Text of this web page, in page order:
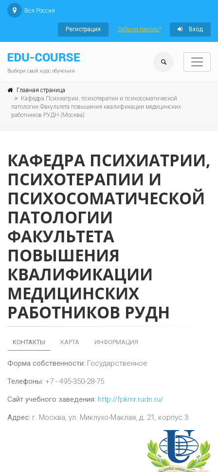
Вся Россия
Регистрация Забыли пароль? Вход
Выбери свой курс обучения
Главная страница
Кафедра Психиатрии, психотерапии и психосоматической
патологии Факультета повышения квалификации медицинских
работников РУДН (Москва)
КАФЕДРА ПСИХИАТРИИ,
ПСИХОТЕРАПИИ И
ПСИХОСОМАТИЧЕСКОЙ
ПАТОЛОГИИ
ФАКУЛЬТЕТА
ПОВЫШЕНИЯ
КВАЛИФИКАЦИИ
МЕДИЦИНСКИХ
РАБОТНИКОВ РУДН
КОНТАКТЫ КАРТА ИНФОРМАЦИЯ
Форма собственности: Государственное
Телефоны: +7 - 495-350-28-75
Сайт учебного заведения: http://fpkmr.rudn.ru/
Адрес: г. Москва, ул. Миклухо-Маклая, д. 21, корпус 3